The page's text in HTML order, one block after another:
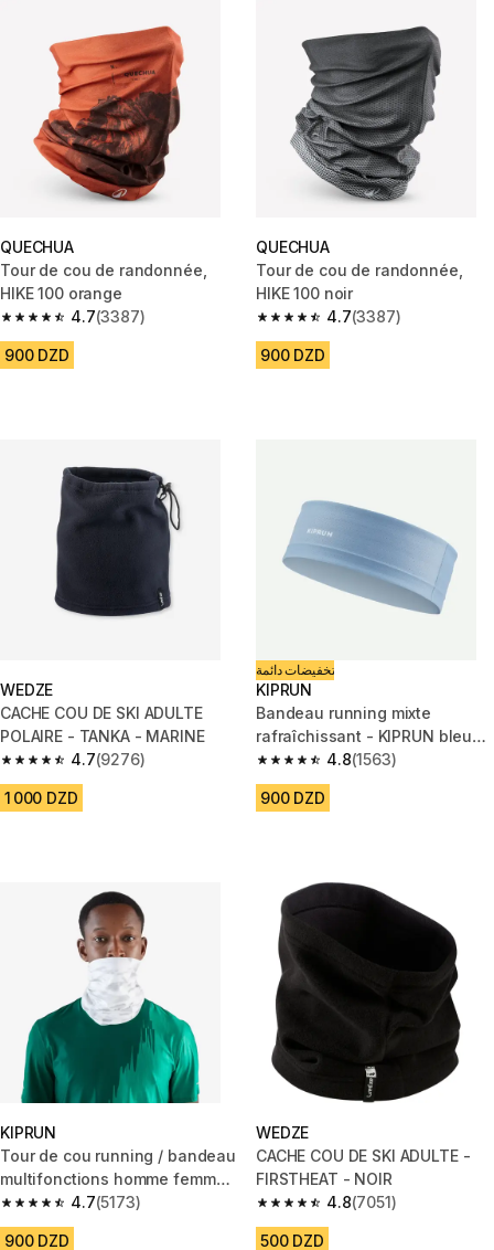
QUECHUA
Tour de cou de randonnée,
HIKE 100 orange
4.7
4.7 out of 5 stars from 3387 reviews
(3387)
900 DZD
QUECHUA
Tour de cou de randonnée,
HIKE 100 noir
4.7
4.7 out of 5 stars from 3387
(3387)
900 DZD
WEDZE
CACHE COU DE SKI ADULTE
POLAIRE - TANKA - MARINE
4.7
4.7 out of 5 stars from 9276 reviews
(9276)
1 000 DZD
تخفيضات دائمة
KIPRUN
Bandeau running mixte
rafraîchissant - KIPRUN bleu
neutre
4.8
4.8 out of 5 stars from 1563
(1563)
900 DZD
KIPRUN
Tour de cou running / bandeau
multifonctions homme femme -
kiprun gris blanc grap
4.7
4.7 out of 5 stars from 5173 reviews
(5173)
900 DZD
WEDZE
CACHE COU DE SKI ADULTE -
FIRSTHEAT - NOIR
4.8
4.8 out of 5 stars from 7051
(7051)
500 DZD